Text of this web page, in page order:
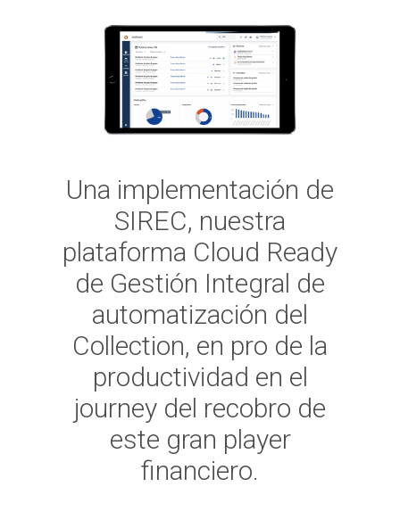
Una implementación de
SIREC, nuestra
plataforma Cloud Ready
de Gestión Integral de
automatización del
Collection, en pro de la
productividad en el
journey del recobro de
este gran player
financiero.